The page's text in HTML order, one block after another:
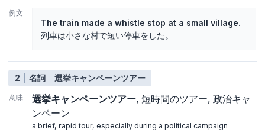
例文
The train made a whistle stop at a small village.
列車は小さな村で短い停車をした。
2 名詞 選挙キャンペーンツアー
意味 選挙キャンペーンツアー 短時間のツアー 政治キャ
ンペーン
a brief, rapid tour, especially during a political campaign